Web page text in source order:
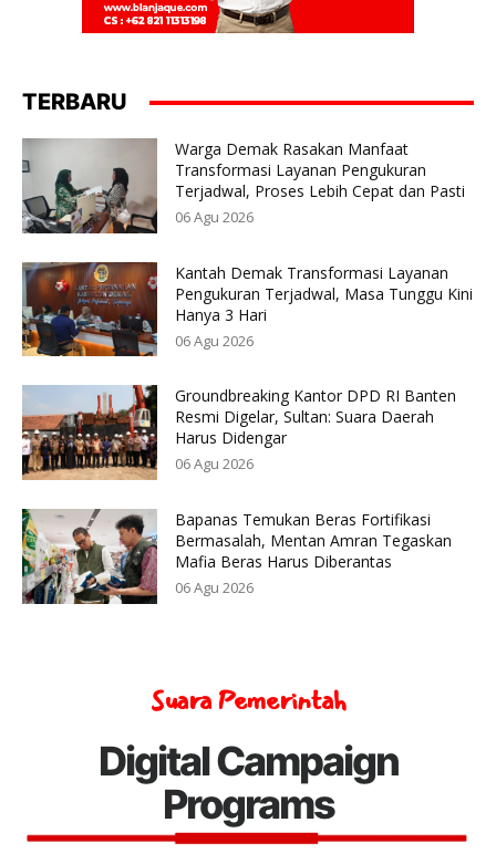
TERBARU
Warga Demak Rasakan Manfaat
Transformasi Layanan Pengukuran
Terjadwal, Proses Lebih Cepat dan Pasti
06 Agu 2026
Kantah Demak Transformasi Layanan
Pengukuran Terjadwal, Masa Tunggu Kini
Hanya 3 Hari
06 Agu 2026
Groundbreaking Kantor DPD RI Banten
Resmi Digelar, Sultan: Suara Daerah
Harus Didengar
06 Agu 2026
Bapanas Temukan Beras Fortifikasi
Bermasalah, Mentan Amran Tegaskan
Mafia Beras Harus Diberantas
06 Agu 2026
Suara Pemerintah
Digital Campaign
Programs